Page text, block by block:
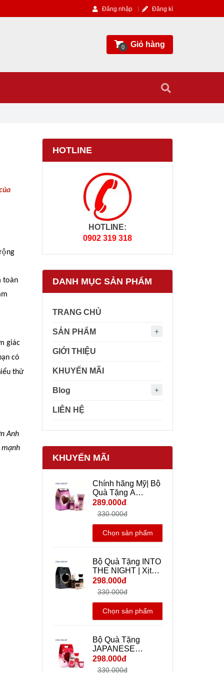
toàn
giác
có
thử
Anh
mạnh
HOTLINE
HOTLINE:
0902 319 318
DANH MỤC SẢN PHẨM
TRANG CHỦ
SẢN PHẨM
GIỚI THIỆU
KHUYẾN MÃI
Blog
LIÊN HỆ
KHUYẾN MÃI
Chính hãng Mỹ| Bộ
Quà Tặng A
Thousand Wishes |
Xịt Thơm Body Mist
rửa tay khô mini
Travel size - Bath
289.000đ
330.000đ
Chọn sản phẩm
Bộ Quà Tặng INTO
THE NIGHT | Xịt
Thơm Body Mist +
Dưỡng Thể + Gel
Travel size - Bath
And Body Works |
298.000đ
330.000đ
Chọn sản phẩm
Bộ Quà Tặng
JAPANESE
CHERRY
BLOSSOM | Xịt
298.000đ
330.000đ
Đăng nhập Đăng kí
0 Giỏ hàng